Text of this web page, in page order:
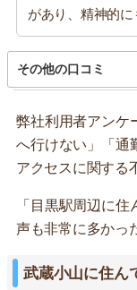
があり、精神的に
その他の口コミ
弊社利用者アンケ
へ行けない」「通
アクセスに関する
「目黒駅周辺に
声も非常に多かっ
武蔵小山に住ん